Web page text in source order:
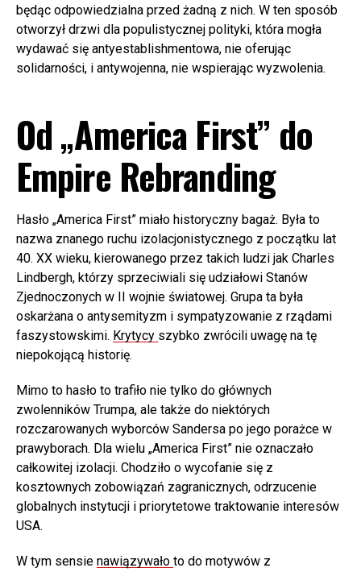
będąc odpowiedzialna przed żadną z nich. W ten sposób
otworzył drzwi dla populistycznej polityki, która mogła
wydawać się antyestablishmentowa, nie oferując
solidarności, i antywojenna, nie wspierając wyzwolenia.
Od „America First” do
Empire Rebranding
Hasło „America First” miało historyczny bagaż. Była to
nazwa znanego ruchu izolacjonistycznego z początku lat
40. XX wieku, kierowanego przez takich ludzi jak Charles
Lindbergh, którzy sprzeciwiali się udziałowi Stanów
Zjednoczonych w II wojnie światowej. Grupa ta była
oskarżana o antysemityzm i sympatyzowanie z rządami
faszystowskimi. Krytycy szybko zwrócili uwagę na tę
niepokojącą historię.
Mimo to hasło to trafiło nie tylko do głównych
zwolenników Trumpa, ale także do niektórych
rozczarowanych wyborców Sandersa po jego porażce w
prawyborach. Dla wielu „America First” nie oznaczało
całkowitej izolacji. Chodziło o wycofanie się z
kosztownych zobowiązań zagranicznych, odrzucenie
globalnych instytucji i priorytetowe traktowanie interesów
USA.
W tym sensie nawiązywało to do motywów z